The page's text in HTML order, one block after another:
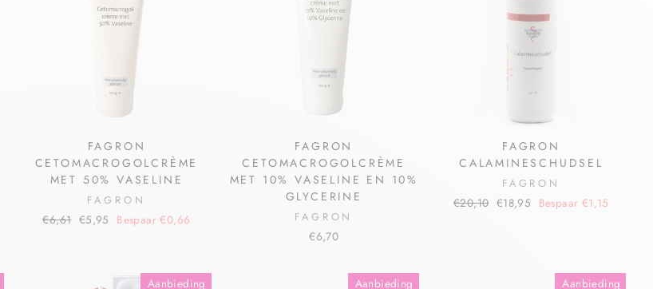
FAGRON
CETOMACROGOLCRÈME
MET 50% VASELINE
FAGRON
€6,61 €5,95 Bespaar €0,66
FAGRON
CETOMACROGOLCRÈME
MET 10% VASELINE EN 10%
GLYCERINE
FAGRON
€6,70
FAGRON
CALAMINESCHUDSEL
FAGRON
€20,10 €18,95 Bespaar €1,15
Aanbieding Aanbieding Aanbieding